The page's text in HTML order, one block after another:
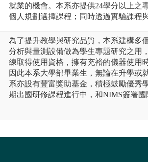
就業的機會。本系亦提供24學分以上之
個人規劃選擇課程；同時透過實驗課程
為了提升教學與研究品質，本系建構多
分析與量測設備做為學生專題研究之用
練取得使用資格，擁有充裕的儀器使用
因此本系大學部畢業生，無論在升學或
系亦設有豐富獎助基金，積極鼓勵優秀
期出國研修課程進行中，和NIMS簽署國